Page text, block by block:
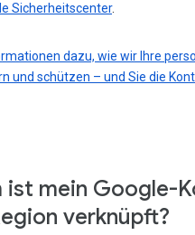
Sicherheitscenter.
dazu, wie wir Ihre
und schützen – und Sie die
ist mein Google-
verknüpft?